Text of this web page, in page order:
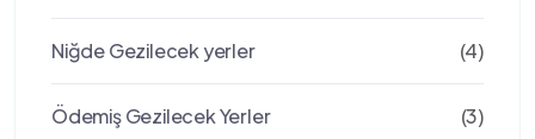
Niğde Gezilecek yerler (4)
Ödemiş Gezilecek Yerler (3)